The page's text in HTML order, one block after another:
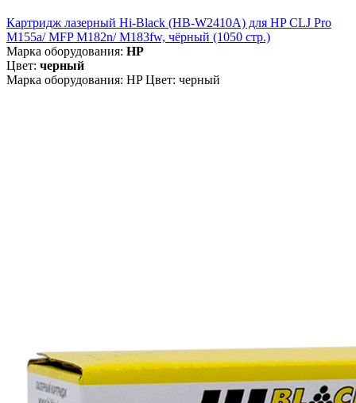
Картридж лазерный Hi-Black (HB-W2410A) для HP CLJ Pro
M155a/ MFP M182n/ M183fw, чёрный (1050 стр.)
Марка оборудования: HP
Цвет: черный
Марка оборудования: HP Цвет: черный